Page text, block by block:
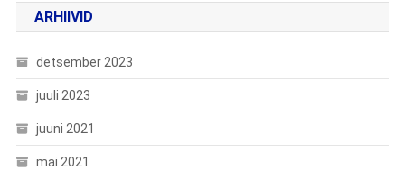
ARHIIVID
detsember 2023
juuli 2023
juuni 2021
mai 2021